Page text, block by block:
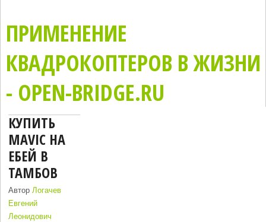
ПРИМЕНЕНИЕ
КВАДРОКОПТЕРОВ В ЖИЗНИ
- OPEN-BRIDGE.RU
КУПИТЬ
MAVIC НА
ЕБЕЙ В
ТАМБОВ
АвторЛогачев
Евгений
Леонидович